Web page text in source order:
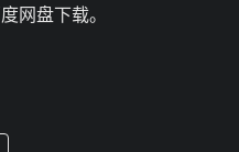
网盘下载。